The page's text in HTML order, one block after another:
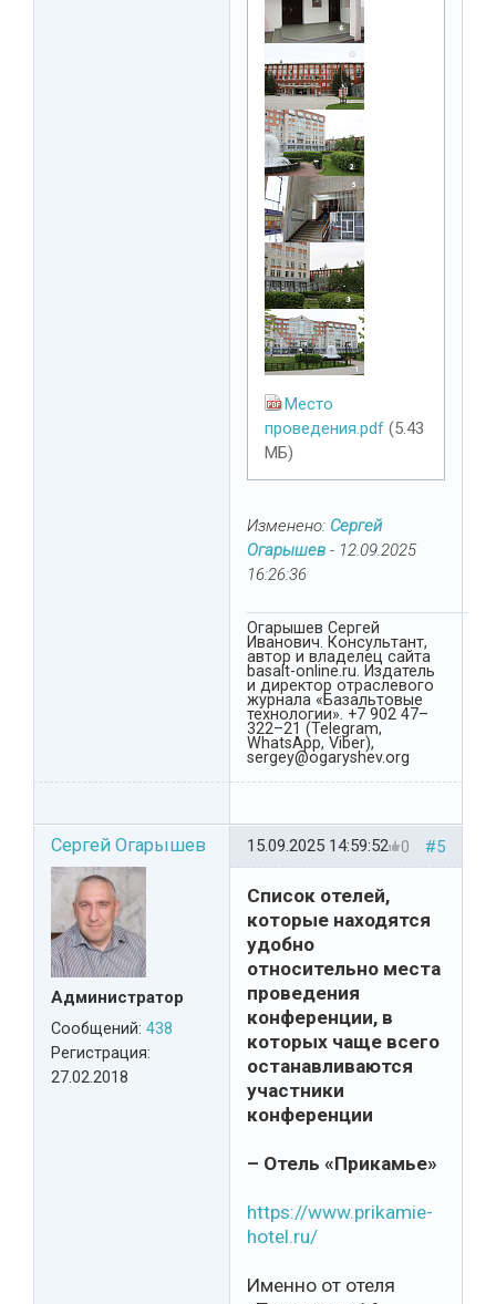
Место
проведения.pdf (5.43
МБ)
Изменено: Сергей
Огарышев - 12.09.2025
16:26:36
Огарышев Сергей
Иванович. Консультант,
автор и владелец сайта
basalt-online.ru. Издатель
и директор отраслевого
журнала «Базальтовые
технологии». +7 902 47–
322–21 (Telegram,
WhatsApp, Viber),
sergey@ogaryshev.org
Сергей Огарышев
Администратор
Сообщений: 438
Регистрация:
27.02.2018
#5
0
15.09.2025 14:59:52
Список отелей,
которые находятся
удобно
относительно места
проведения
конференции, в
которых чаще всего
останавливаются
участники
конференции
– Отель «Прикамье»
https://www.prikamie-
hotel.ru/
Именно от отеля